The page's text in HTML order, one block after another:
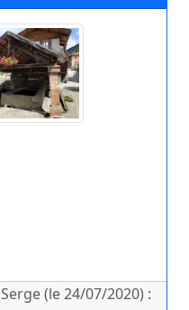
(le 24/07/2020) :